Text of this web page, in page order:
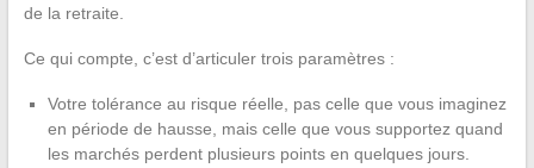
de la retraite.
Ce qui compte, c’est d’articuler trois paramètres :
Votre tolérance au risque réelle, pas celle que vous imaginez
en période de hausse, mais celle que vous supportez quand
les marchés perdent plusieurs points en quelques jours.